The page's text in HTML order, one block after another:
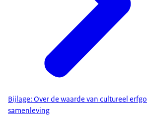
Bijlage: Over de waarde van cultureel
samenleving